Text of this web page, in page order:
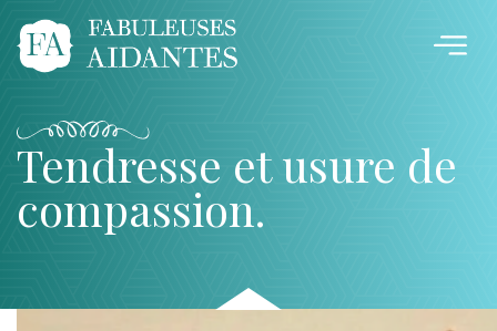
Tendresse et usure de
compassion.